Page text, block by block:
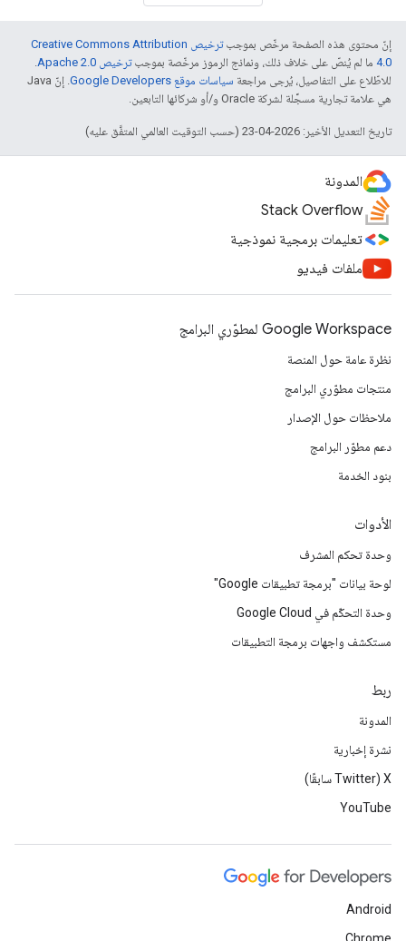
إنّ محتوى هذه الصفحة مرخّص بموجب
ترخيص Creative Commons Attribution
4.0‏ ما لم يُنصّ على خلاف ذلك، ونماذج الرموز مرخّصة بموجبترخيص Apache 2.0‏
.
للاطّلاع على التفاصيل، يُرجى مراجعة سياسات موقع Google Developers‏
. إنّ Java
هي علامة تجارية مسجَّلة لشركة Oracle و/أو شركائها التابعين.
تاريخ التعديل الأخير: 2026-04-23 (حسب التوقيت العالمي المتفَّق عليه)
المدونة
Stack Overflow
تعليمات برمجية نموذجية
ملفات فيديو
Google Workspace لمطوّري البرامج
نظرة عامة حول المنصة
منتجات مطوّري البرامج
ملاحظات حول الإصدار
دعم مطوّر البرامج
بنود الخدمة
الأدوات
وحدة تحكم المشرف
لوحة بيانات "برمجة تطبيقات Google"
وحدة التحكّم في Google Cloud
مستكشف واجهات برمجة التطبيقات
ربط
المدونة
نشرة إخبارية
‫X ‏(Twitter سابقًا)
YouTube
Android